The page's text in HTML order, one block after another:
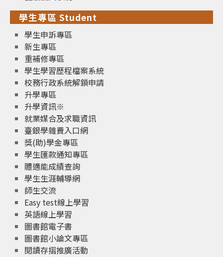
學生專區 Student
學生申訴專區
新生專區
重補修專區
學生學習歷程檔案系統
校務行政系統解鎖申請
升學專區
升學資訊※
就業媒合及求職資訊
臺銀學雜費入口網
獎(助)學金專區
學生匯款通知專區
體適能成績查詢
學生生涯輔導網
師生交流
Easy test線上學習
英語線上學習
圖書館電子書
圖書館小論文專區
閱讀存摺推廣活動